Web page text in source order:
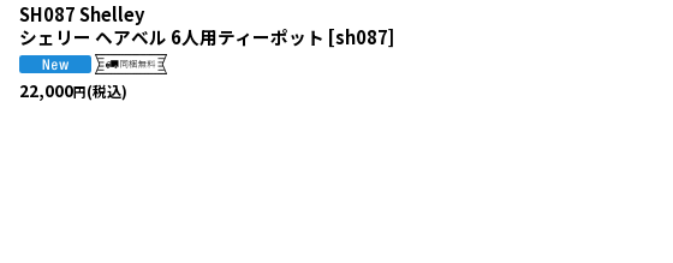
SH087 Shelley
シェリー ヘアベル 6人用ティーポット [sh087]
22,000円(税込)